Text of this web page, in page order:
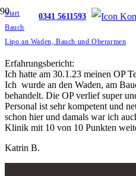
0341 5611593
Start
Bauch
Lipo an Waden, Bauch und Oberarmen
Erfahrungsbericht:
Ich hatte am 30.1.23 meinen OP
Ich wurde an den Waden, am
behandelt. Die OP verlief super
Personal ist sehr kompetent und
schon hier und damals war ich
Klinik mit 10 von 10 Punkten
Katrin B.